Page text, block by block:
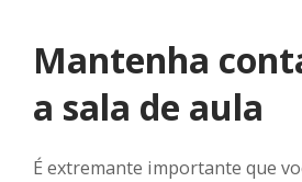
Mantenha
a sala de aula
É extremante importante que